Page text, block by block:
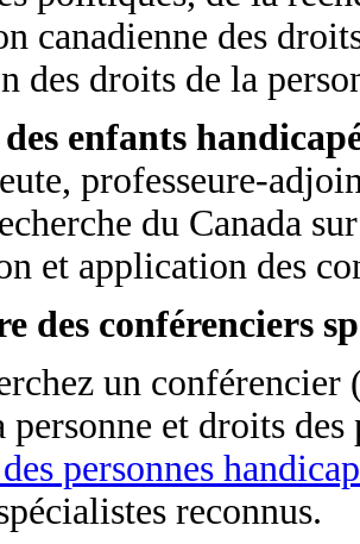
canadienne des
des droits de la
enfants
professeure-
du Canada
et application des
des conférenciers
un
et droits des
personnes
reconnus.